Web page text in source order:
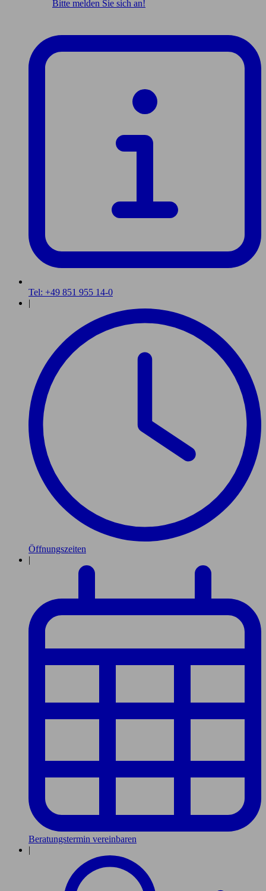
Bitte melden Sie sich an!
Tel: +49 851 955 14-0
|
Öffnungszeiten
|
Beratungstermin vereinbaren
|